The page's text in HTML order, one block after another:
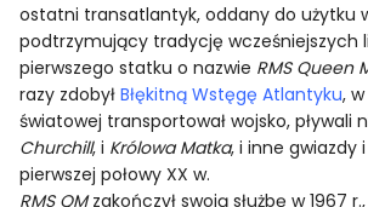
ostatni transatlantyk, oddany do użytku
podtrzymujący tradycję wcześniejszych
pierwszego statku o nazwie RMS Queen
razy zdobyłBłękitną Wstęgę Atlantyku,
światowej transportował wojsko, pływali
Churchill, i Królowa Matka, i inne gwiazdy
pierwszej połowy XX w.
RMS QMzakończył swoją służbę w 1967